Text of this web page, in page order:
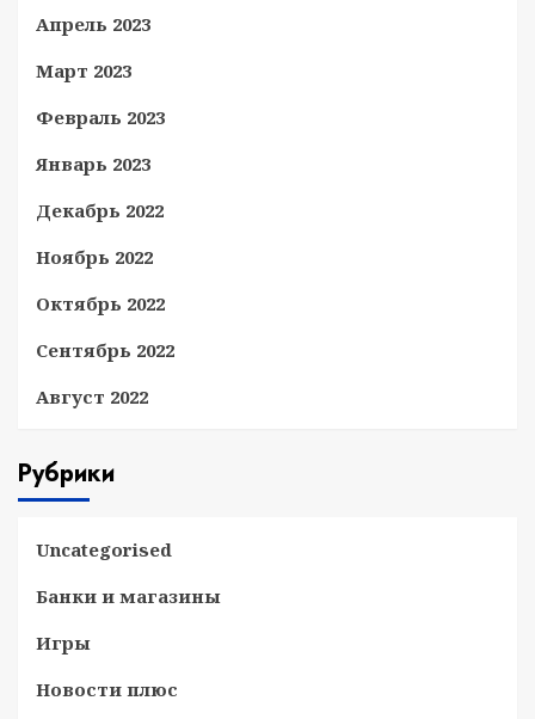
Апрель 2023
Март 2023
Февраль 2023
Январь 2023
Декабрь 2022
Ноябрь 2022
Октябрь 2022
Сентябрь 2022
Август 2022
Рубрики
Uncategorised
Банки и магазины
Игры
Новости плюс